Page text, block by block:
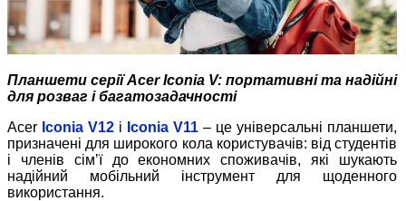
Планшети серії Acer Iconia V: портативні та надійні
для розваг і багатозадачності
Acer Iconia V12 і Iconia V11 – це універсальні планшети,
призначені для широкого кола користувачів: від студентів
і членів сім’ї до економних споживачів, які шукають
надійний мобільний інструмент для щоденного
використання.